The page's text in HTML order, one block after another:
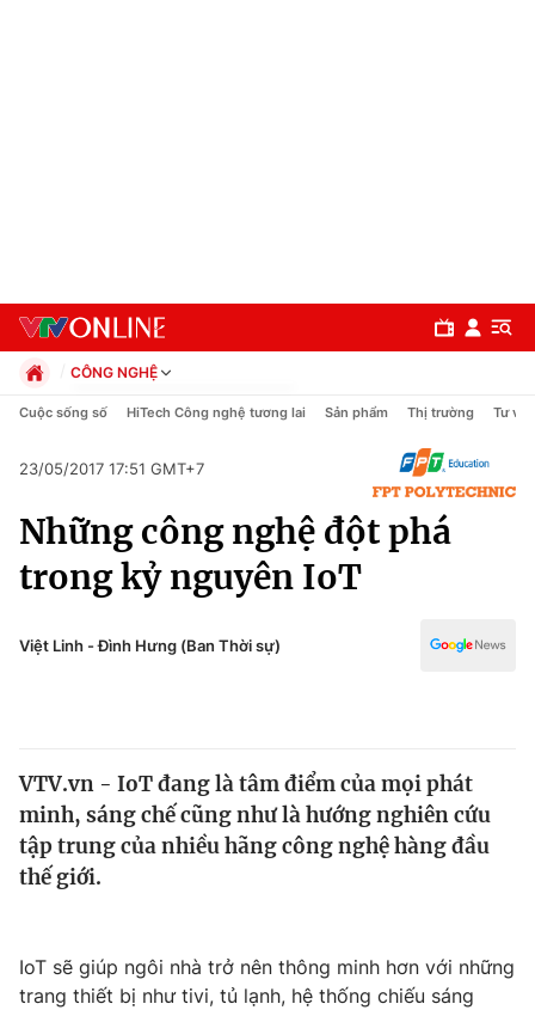
Chính trị
Thế giới
Tin tức
Câu chuyện quốc tế
Kinh tế
Thị trường
Dữ liệu và đời sống
CÔNG NGHỆ
Chính trị
Pháp luật
Thể thao
Truyền hình
Văn hóa - Giải trí
Đời sống
Cuộc sống số HiTech Công nghệ tương lai Sản phẩm Thị trường Tư vấn
23/05/2017 17:51 GMT+7
Những công nghệ đột phá
trong kỷ nguyên IoT
Việt Linh - Đình Hưng (Ban Thời sự)
VTV.vn - IoT đang là tâm điểm của mọi phát
minh, sáng chế cũng như là hướng nghiên cứu
tập trung của nhiều hãng công nghệ hàng đầu
thế giới.
IoT sẽ giúp ngôi nhà trở nên thông minh hơn với những
trang thiết bị như tivi, tủ lạnh, hệ thống chiếu sáng